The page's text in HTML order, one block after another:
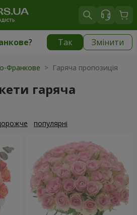
? Так Змінити
|537 грн
Франкове > Гаряча пропозиція
гаряча
популярні